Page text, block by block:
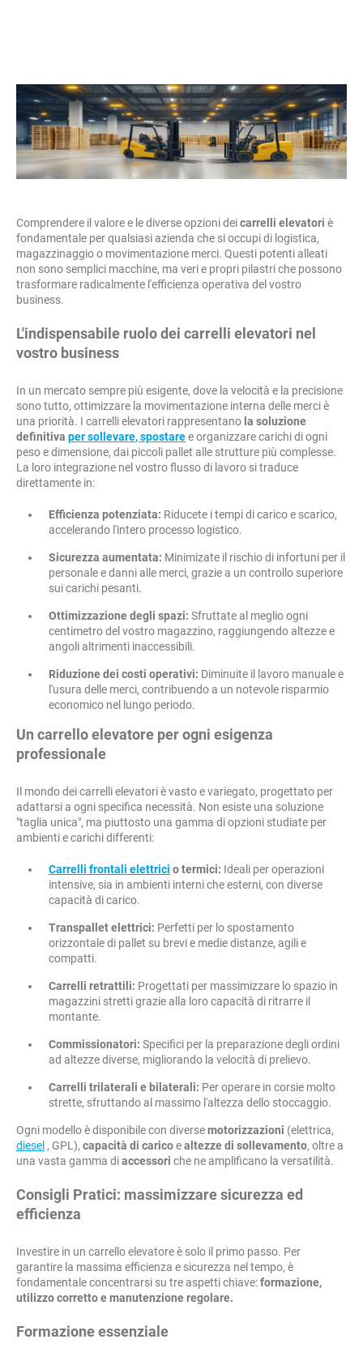
Comprendere il valore e le diverse opzioni deicarrelli elevatori è
fondamentale per qualsiasi azienda che si occupi di logistica,
magazzinaggio o movimentazione merci. Questi potenti alleati
non sono semplici macchine, ma veri e propri pilastri che possono
trasformare radicalmente l'efficienza operativa del vostro
business.
L'indispensabile ruolo dei carrelli elevatori nel
vostro business
In un mercato sempre più esigente, dove la velocità e la precisione
sono tutto, ottimizzare la movimentazione interna delle merci è
una priorità. I carrelli elevatori rappresentano la soluzione
definitiva per sollevare, spostaree organizzare carichi di ogni
peso e dimensione, dai piccoli pallet alle strutture più complesse.
La loro integrazione nel vostro flusso di lavoro si traduce
direttamente in:
Efficienza potenziata: Riducete i tempi di carico e scarico,
accelerando l'intero processo logistico.
Sicurezza aumentata: Minimizate il rischio di infortuni per il
personale e danni alle merci, grazie a un controllo superiore
sui carichi pesanti.
Ottimizzazione degli spazi: Sfruttate al meglio ogni
centimetro del vostro magazzino, raggiungendo altezze e
angoli altrimenti inaccessibili.
Riduzione dei costi operativi: Diminuite il lavoro manuale e
l'usura delle merci, contribuendo a un notevole risparmio
economico nel lungo periodo.
Un carrello elevatore per ogni esigenza
professionale
Il mondo dei carrelli elevatori è vasto e variegato, progettato per
adattarsi a ogni specifica necessità. Non esiste una soluzione
"taglia unica", ma piuttosto una gamma di opzioni studiate per
ambienti e carichi differenti:
Carrelli frontali elettrici o termici: Ideali per operazioni
intensive, sia in ambienti interni che esterni, con diverse
capacità di carico.
Transpallet elettrici: Perfetti per lo spostamento
orizzontale di pallet su brevi e medie distanze, agili e
compatti.
Carrelli retrattili: Progettati per massimizzare lo spazio in
magazzini stretti grazie alla loro capacità di ritrarre il
montante.
Commissionatori: Specifici per la preparazione degli ordini
ad altezze diverse, migliorando la velocità di prelievo.
Carrelli trilaterali e bilaterali: Per operare in corsie molto
strette, sfruttando al massimo l'altezza dello stoccaggio.
Ogni modello è disponibile con diversemotorizzazioni (elettrica,
diesel , GPL), capacità di caricoealtezze di sollevamento, oltre a
una vasta gamma diaccessori che ne amplificano la versatilità.
Consigli Pratici: massimizzare sicurezza ed
efficienza
Investire in un carrello elevatore è solo il primo passo. Per
garantire la massima efficienza e sicurezza nel tempo, è
fondamentale concentrarsi su tre aspetti chiave:formazione,
utilizzo corretto e manutenzione regolare.
Formazione essenziale